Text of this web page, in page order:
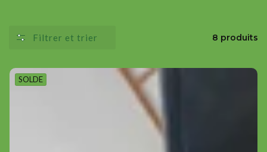
Filtrer et trier 8 produits
SOLDE